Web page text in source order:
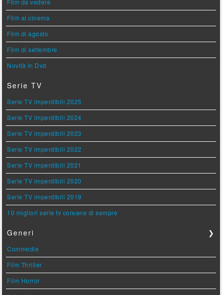
Film da vedere
Film al cinema
Film di agosto
Film di settembre
Novità in Dvd
Serie TV
Serie TV imperdibili 2025
Serie TV imperdibili 2024
Serie TV imperdibili 2023
Serie TV imperdibili 2022
Serie TV imperdibili 2021
Serie TV imperdibili 2020
Serie TV imperdibili 2019
10 migliori serie tv coreane di sempre
Generi ❯
Commedie
Film Thriller
Film Horror